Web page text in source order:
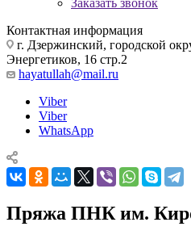
Заказать звонок
Контактная информация
г. Дзержинский, городской
Энергетиков, 16 стр.2
hayatullah@mail.ru
Viber
Viber
WhatsApp
Пряжа ПНК им.